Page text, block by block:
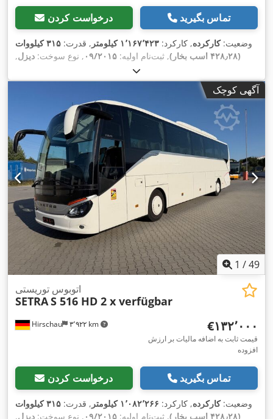
درخواست کردن تماس بگیرید
وضعیت:کارکرده, کارکرد: ۱٬۱۶۷٬۴۲۳ کیلومتر , قدرت:
۳۱۵ کیلووات
(۴۲۸٫۲۸ اسب بخار)
, ثبت‌نام اولیه: ۰۹/۲۰۱۵ , نوع سوخت: دیزل,
, نوع چرخ‌دنده:خودکار
سفید, ترمزها:رتاردر, تجهیزات:اِی‌بی‌اِس‎, بخاری پارکینگ, برنامه
پایداری الکترونیکی (ESP), تهویه مطبوع, حمام, سیستم ناوبری,
آگهی کوچک
1 /49
Hirschau ۳٬۹۲۲ km
اتوبوس توریستی
SETRAS 516 HD 2 x verfügbar
‎€۱۳۲٬۰۰۰
قیمت ثابت به اضافه مالیات بر ارزش
افزوده
درخواست کردن تماس بگیرید
وضعیت:کارکرده, کارکرد: ۱٬۰۸۲٬۲۶۶ کیلومتر , قدرت:
۳۱۵ کیلووات
(۴۲۸٫۲۸ اسب بخار)
, ثبت‌نام اولیه: ۰۹/۲۰۱۵ , نوع سوخت: دیزل,